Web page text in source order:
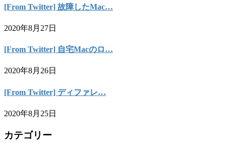
[From Twitter] 故障したMac…
2020年8月27日
[From Twitter] 自宅Macのロ…
2020年8月26日
[From Twitter] ディファレ…
2020年8月25日
カテゴリー